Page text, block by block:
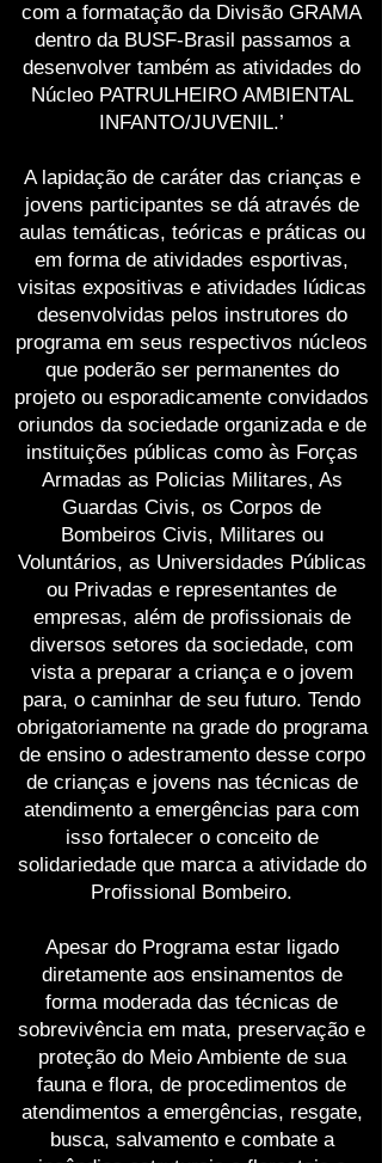
com a formatação da Divisão GRAMA
dentro da BUSF-Brasil passamos a
desenvolver também as atividades do
Núcleo PATRULHEIRO AMBIENTAL
INFANTO/JUVENIL.’
A lapidação de caráter das crianças e
jovens participantes se dá através de
aulas temáticas, teóricas e práticas ou
em forma de atividades esportivas,
visitas expositivas e atividades lúdicas
desenvolvidas pelos instrutores do
programa em seus respectivos núcleos
que poderão ser permanentes do
projeto ou esporadicamente convidados
oriundos da sociedade organizada e de
instituições públicas como às Forças
Armadas as Policias Militares, As
Guardas Civis, os Corpos de
Bombeiros Civis, Militares ou
Voluntários, as Universidades Públicas
ou Privadas e representantes de
empresas, além de profissionais de
diversos setores da sociedade, com
vista a preparar a criança e o jovem
para, o caminhar de seu futuro. Tendo
obrigatoriamente na grade do programa
de ensino o adestramento desse corpo
de crianças e jovens nas técnicas de
atendimento a emergências para com
isso fortalecer o conceito de
solidariedade que marca a atividade do
Profissional Bombeiro.
Apesar do Programa estar ligado
diretamente aos ensinamentos de
forma moderada das técnicas de
sobrevivência em mata, preservação e
proteção do Meio Ambiente de sua
fauna e flora, de procedimentos de
atendimentos a emergências, resgate,
busca, salvamento e combate a